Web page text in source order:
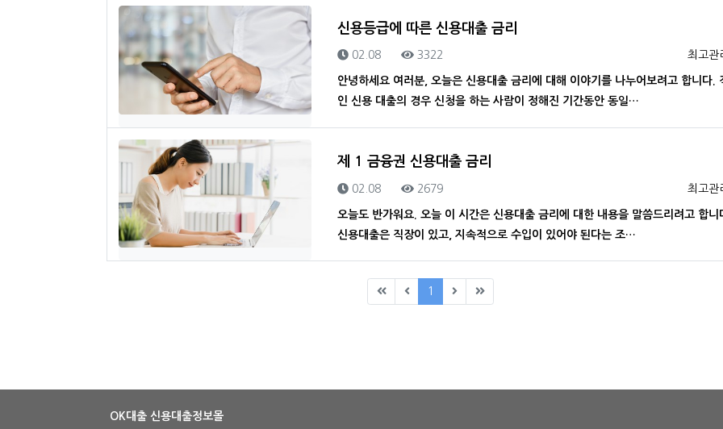
신용등급에 따른 신용대출 금리
등록자
최고관
등록일
02.08 조회
3322
안녕하세요 여러분, 오늘은 신용대출 금리에 대해 이야기를 나누어보려고 합니다.
인 신용 대출의 경우 신청을 하는 사람이 정해진 기간동안 동일…
제 1 금융권 신용대출 금리
등록자
최고관
등록일
02.08 조회
2679
오늘도 반가워요. 오늘 이 시간은 신용대출 금리에 대한 내용을 말씀드리려고 합니
신용대출은 직장이 있고, 지속적으로 수입이 있어야 된다는 조…
1 (current)
OK대출 신용대출정보몰